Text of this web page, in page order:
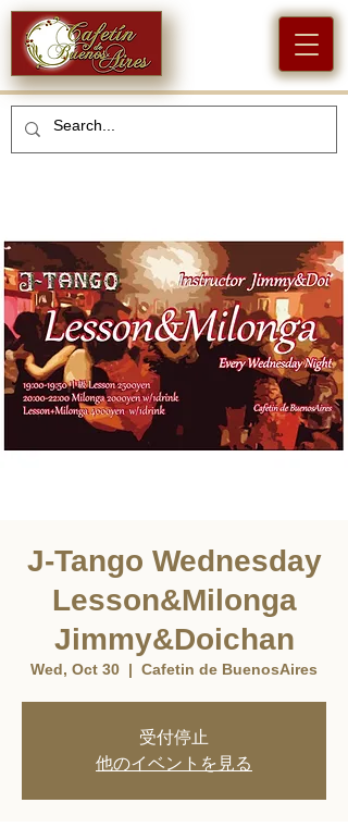
J-Tango Wednesday
Lesson&Milonga
Jimmy&Doichan
Wed, Oct 30
  |
Cafetin de BuenosAires
受付停止
他のイベントを見る